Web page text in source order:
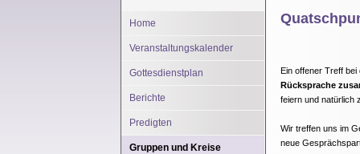
Home
Veranstaltungskalender
Gottesdienstplan
Berichte
Predigten
Gruppen und Kreise
Ein offener Treff bei
Rücksprache
feiern und natürlich
Wir treffen uns im
neue